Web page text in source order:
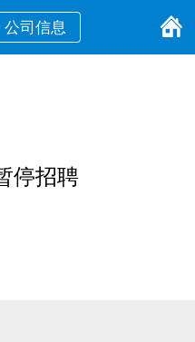
公司信息
停招聘